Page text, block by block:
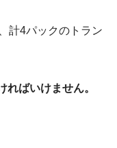
計4パックのトラン
ればいけません。